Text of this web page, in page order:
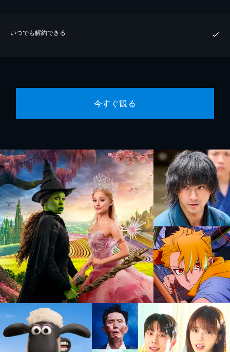
いつでも解約できる
今すぐ観る